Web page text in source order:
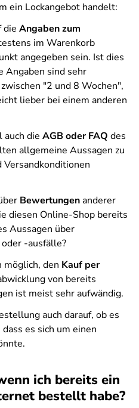
ein Lockangebot handelt:
die Angaben zum
im Warenkorb
angegeben sein. Ist dies
Angaben sind sehr
"2 und 8 Wochen",
lieber bei einem anderen
auch die AGB oder FAQ des
allgemeine Aussagen zu
Bewertungenanderer
diesen Online-Shop bereits
Aussagen über
-ausfälle?
möglich, den Kauf per
von bereits
ist meist sehr aufwändig.
auch darauf, ob es
es sich um einen
ich bereits ein
bestellt habe?